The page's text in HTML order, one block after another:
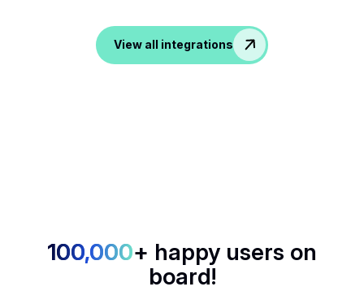
View all integrations
100,000+ happy users on
board!